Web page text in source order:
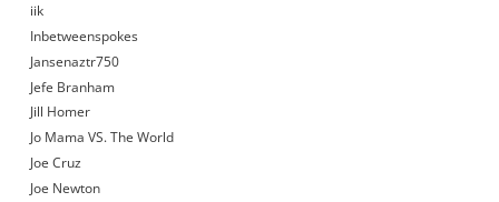
iik
Inbetweenspokes
Jansenaztr750
Jefe Branham
Jill Homer
Jo Mama VS. The World
Joe Cruz
Joe Newton